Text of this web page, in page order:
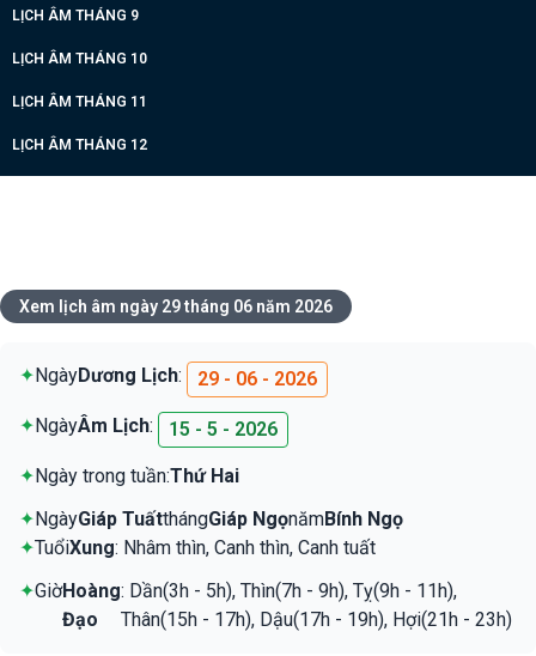
LỊCH ÂM THÁNG 9
LỊCH ÂM THÁNG 10
LỊCH ÂM THÁNG 11
LỊCH ÂM THÁNG 12
Xem lịch âm ngày 29 tháng 06 năm 2026
✦NgàyDương Lịch: 29 - 06 - 2026
✦NgàyÂm Lịch: 15 - 5 - 2026
✦Ngày trong tuần:Thứ Hai
✦NgàyGiáp TuấtthángGiáp NgọnămBính Ngọ
✦TuổiXung: Nhâm thìn, Canh thìn, Canh tuất
✦GiờHoàng
Đạo
: Dần(3h - 5h), Thìn(7h - 9h), Tỵ(9h - 11h),
Thân(15h - 17h), Dậu(17h - 19h), Hợi(21h - 23h)